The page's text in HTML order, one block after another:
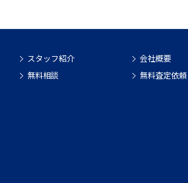
スタッフ紹介
無料相談
会社概要
無料査定依頼